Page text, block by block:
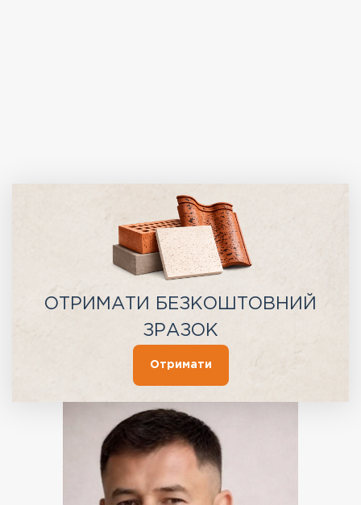
ОТРИМАТИ БЕЗКОШТОВНИЙ
ЗРАЗОК
Отримати